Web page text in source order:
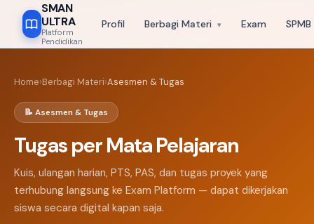
SMAN
ULTRA
Platform
Pendidikan
Profil Berbagi Materi ▾
Pembelajaran
& siap pakai
semua mata pelajaran
kelas.
Media Pembelajaran
Video, PPT, infografis &
animasi interaktif yang
memperkaya pengalaman
belajar.
Platform
online.
Exam SPMB
Home›Berbagi Materi›Asesmen & Tugas
📝 Asesmen & Tugas
Tugas per Mata Pelajaran
Kuis, ulangan harian, PTS, PAS, dan tugas proyek yang
terhubung langsung ke Exam Platform — dapat dikerjakan
siswa secara digital kapan saja.